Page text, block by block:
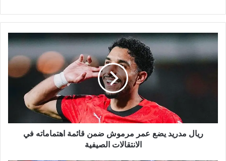
ريال مدريد يضع عمر مرموش ضمن قائمة اهتماماته في
الانتقالات الصيفية